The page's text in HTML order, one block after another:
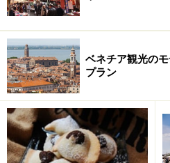
ベネチア観光の
プラン